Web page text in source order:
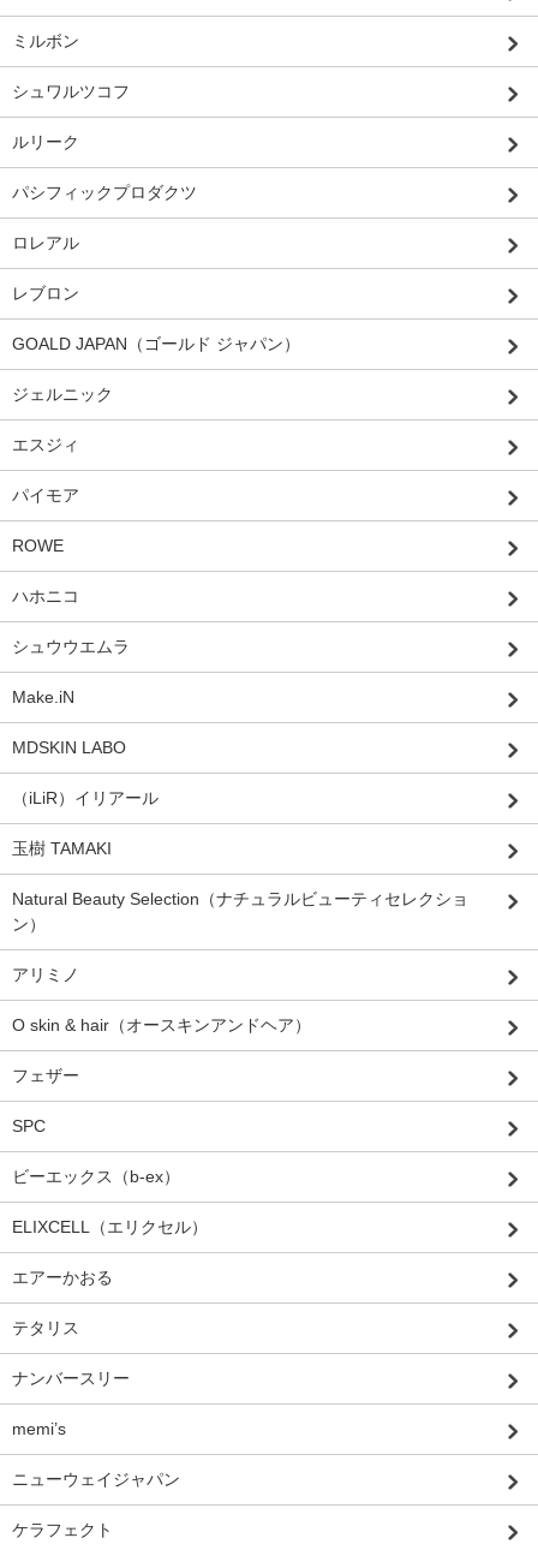
ミルボン
シュワルツコフ
ルリーク
パシフィックプロダクツ
ロレアル
レブロン
GOALD JAPAN（ゴールド ジャパン）
ジェルニック
エスジィ
パイモア
ROWE
ハホニコ
シュウウエムラ
Make.iN
MDSKIN LABO
（iLiR）イリアール
玉樹 TAMAKI
Natural Beauty Selection（ナチュラルビューティセレクショ
ン）
アリミノ
O skin & hair（オースキンアンドヘア）
フェザー
SPC
ビーエックス（b-ex）
ELIXCELL（エリクセル）
エアーかおる
テタリス
ナンバースリー
memi’s
ニューウェイジャパン
ケラフェクト